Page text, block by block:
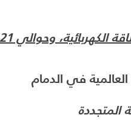
العالميةفي الدمام
المتجددة